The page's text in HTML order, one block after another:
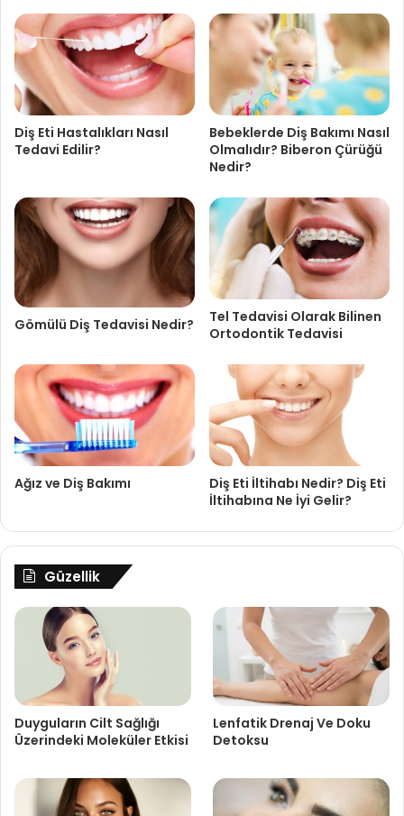
Diş Eti Hastalıkları Nasıl
Tedavi Edilir?
Bebeklerde Diş Bakımı Nasıl
Olmalıdır? Biberon Çürüğü
Nedir?
Gömülü Diş Tedavisi Nedir?
Tel Tedavisi Olarak Bilinen
Ortodontik Tedavisi
Ağız ve Diş Bakımı
Diş Eti İltihabı Nedir? Diş Eti
İltihabına Ne İyi Gelir?
Güzellik
Duyguların Cilt Sağlığı
Üzerindeki Moleküler Etkisi
Lenfatik Drenaj Ve Doku
Detoksu